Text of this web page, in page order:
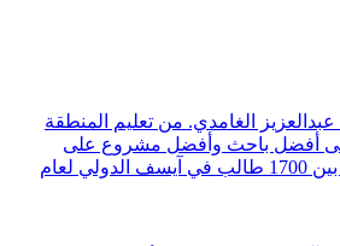
عبدالعزيز الغامدي. من تعليم المنطقة
أفضل باحث وأفضل مشروع على
مستوى العالم من بين 1700 طالب في آيسف الدولي لعام